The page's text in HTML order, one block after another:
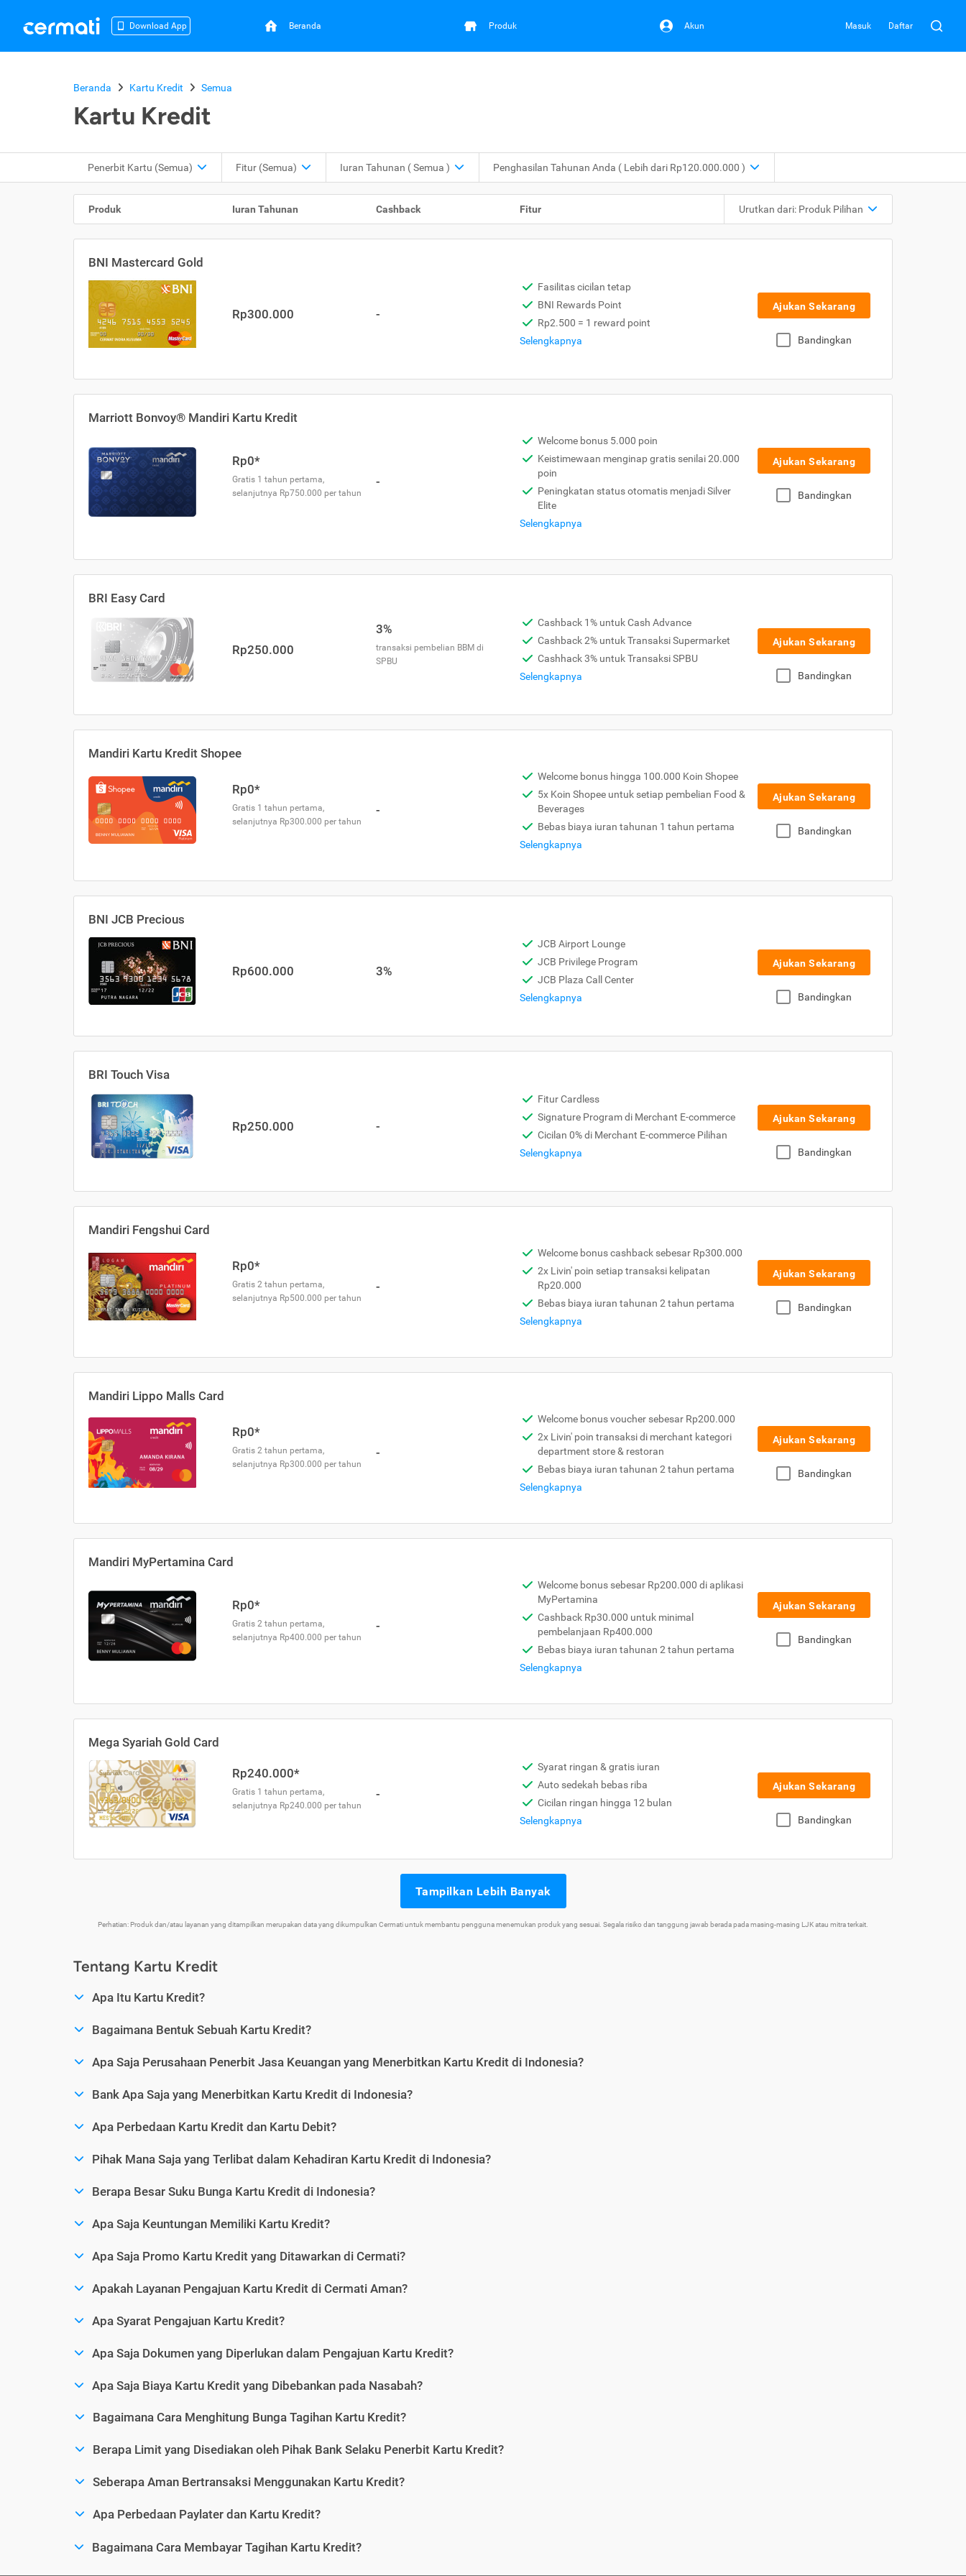
Download App Beranda Produk Akun Masuk Daftar
Beranda Kartu Kredit Semua
Kartu Kredit
Penerbit Kartu (Semua) Fitur (Semua) Iuran Tahunan ( Semua ) Penghasilan Tahunan Anda ( Lebih dari Rp120.000.000 )
Produk Iuran Tahunan Cashback Fitur Urutkan dari: Produk Pilihan
BNI Mastercard Gold
Rp300.000 -
Fasilitas cicilan tetap
BNI Rewards Point
Rp2.500 = 1 reward point
Selengkapnya
Ajukan Sekarang
Bandingkan
Marriott Bonvoy® Mandiri Kartu Kredit
Rp0*
Gratis 1 tahun pertama,
selanjutnya Rp750.000 per tahun
-
Welcome bonus 5.000 poin
Keistimewaan menginap gratis senilai 20.000
poin
Peningkatan status otomatis menjadi Silver
Elite
Selengkapnya
Ajukan Sekarang
Bandingkan
BRI Easy Card
Rp250.000
3%
transaksi pembelian BBM di
SPBU
Cashback 1% untuk Cash Advance
Cashback 2% untuk Transaksi Supermarket
Cashhack 3% untuk Transaksi SPBU
Selengkapnya
Ajukan Sekarang
Bandingkan
Mandiri Kartu Kredit Shopee
Rp0*
Gratis 1 tahun pertama,
selanjutnya Rp300.000 per tahun
-
Welcome bonus hingga 100.000 Koin Shopee
5x Koin Shopee untuk setiap pembelian Food &
Beverages
Bebas biaya iuran tahunan 1 tahun pertama
Selengkapnya
Ajukan Sekarang
Bandingkan
BNI JCB Precious
Rp600.000 3%
JCB Airport Lounge
JCB Privilege Program
JCB Plaza Call Center
Selengkapnya
Ajukan Sekarang
Bandingkan
BRI Touch Visa
Rp250.000 -
Fitur Cardless
Signature Program di Merchant E-commerce
Cicilan 0% di Merchant E-commerce Pilihan
Selengkapnya
Ajukan Sekarang
Bandingkan
Mandiri Fengshui Card
Rp0*
Gratis 2 tahun pertama,
selanjutnya Rp500.000 per tahun
-
Welcome bonus cashback sebesar Rp300.000
2x Livin' poin setiap transaksi kelipatan
Rp20.000
Bebas biaya iuran tahunan 2 tahun pertama
Selengkapnya
Ajukan Sekarang
Bandingkan
Mandiri Lippo Malls Card
Rp0*
Gratis 2 tahun pertama,
selanjutnya Rp300.000 per tahun
-
Welcome bonus voucher sebesar Rp200.000
2x Livin' poin transaksi di merchant kategori
department store & restoran
Bebas biaya iuran tahunan 2 tahun pertama
Selengkapnya
Ajukan Sekarang
Bandingkan
Mandiri MyPertamina Card
Rp0*
Gratis 2 tahun pertama,
selanjutnya Rp400.000 per tahun
-
Welcome bonus sebesar Rp200.000 di aplikasi
MyPertamina
Cashback Rp30.000 untuk minimal
pembelanjaan Rp400.000
Bebas biaya iuran tahunan 2 tahun pertama
Selengkapnya
Ajukan Sekarang
Bandingkan
Mega Syariah Gold Card
Rp240.000*
Gratis 1 tahun pertama,
selanjutnya Rp240.000 per tahun
-
Syarat ringan & gratis iuran
Auto sedekah bebas riba
Cicilan ringan hingga 12 bulan
Selengkapnya
Ajukan Sekarang
Bandingkan
Tampilkan Lebih Banyak
Perhatian: Produk dan/atau layanan yang ditampilkan merupakan data yang dikumpulkan Cermati untuk membantu pengguna menemukan produk yang sesuai. Segala risiko dan tanggung jawab berada pada masing-masing LJK atau mitra terkait.
Tentang Kartu Kredit
Apa Itu Kartu Kredit?
Bagaimana Bentuk Sebuah Kartu Kredit?
Apa Saja Perusahaan Penerbit Jasa Keuangan yang Menerbitkan Kartu Kredit di Indonesia?
Bank Apa Saja yang Menerbitkan Kartu Kredit di Indonesia?
Apa Perbedaan Kartu Kredit dan Kartu Debit?
Pihak Mana Saja yang Terlibat dalam Kehadiran Kartu Kredit di Indonesia?
Berapa Besar Suku Bunga Kartu Kredit di Indonesia?
Apa Saja Keuntungan Memiliki Kartu Kredit?
Apa Saja Promo Kartu Kredit yang Ditawarkan di Cermati?
Apakah Layanan Pengajuan Kartu Kredit di Cermati Aman?
Apa Syarat Pengajuan Kartu Kredit?
Apa Saja Dokumen yang Diperlukan dalam Pengajuan Kartu Kredit?
Apa Saja Biaya Kartu Kredit yang Dibebankan pada Nasabah?
Bagaimana Cara Menghitung Bunga Tagihan Kartu Kredit?
Berapa Limit yang Disediakan oleh Pihak Bank Selaku Penerbit Kartu Kredit?
Seberapa Aman Bertransaksi Menggunakan Kartu Kredit?
Apa Perbedaan Paylater dan Kartu Kredit?
Bagaimana Cara Membayar Tagihan Kartu Kredit?